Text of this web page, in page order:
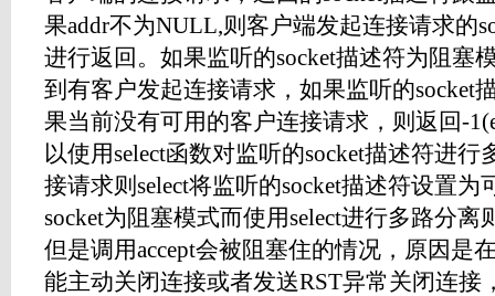
果addr不为NULL,则客户端发起连接请求的
进行返回。如果监听的socket描述符为阻塞
到有客户发起连接请求，如果监听的socket
果当前没有可用的客户连接请求，则返回-
以使用select函数对监听的socket描述符进
接请求则select将监听的socket描述符设置
socket为阻塞模式而使用select进行多路分离
但是调用accept会被阻塞住的情况，原因是
能主动关闭连接或者发送RST异常关闭连接